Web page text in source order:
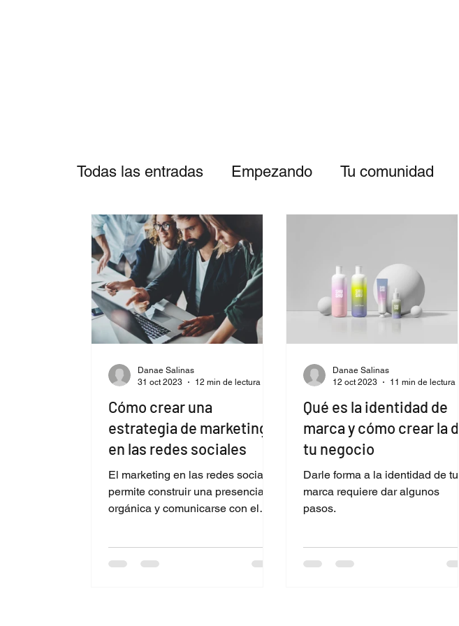
Todas las entradas Empezando Tu comunidad
Identidad de Marca
Cómo crear una
estrategia de marketing
en las redes sociales
El marketing en las redes sociales
permite construir una presencia
orgánica y comunicarse con el
Danae Salinas
31 oct 2023
12 min de lectura
Qué es la identidad de
marca y cómo crear la de
tu negocio
Darle forma a la identidad de tu
marca requiere dar algunos
pasos.
Danae Salinas
12 oct 2023
11 min de lectura